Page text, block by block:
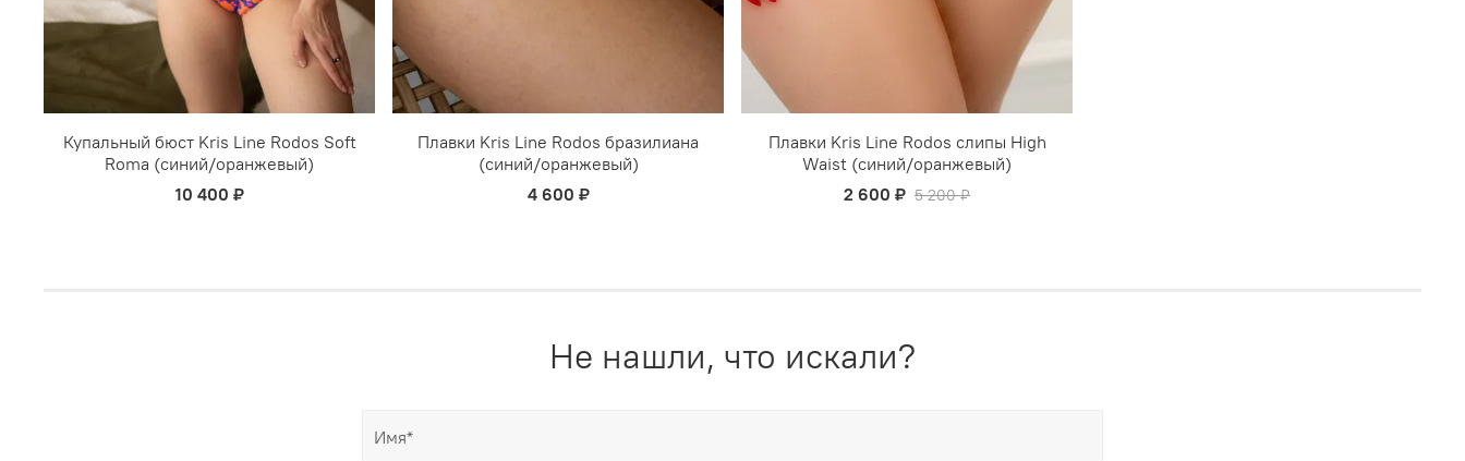
Купальный бюст Kris Line Rodos Soft
Roma (синий/оранжевый)
10 400 ₽
Плавки Kris Line Rodos бразилиана
(синий/оранжевый)
4 600 ₽
Плавки Kris Line Rodos слипы High
Waist (синий/оранжевый)
2 600 ₽ 5 200 ₽
Не нашли, что искали?